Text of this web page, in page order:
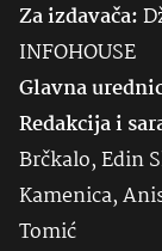
Za izdavača:
INFOHOUSE
Glavna
Redakcija i
Brčkalo, Edin
Kamenica,
Tomić